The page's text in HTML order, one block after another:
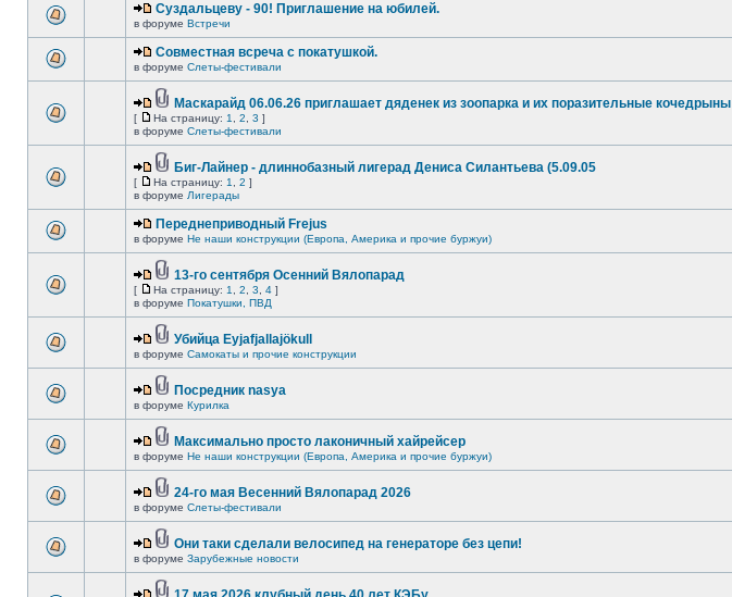
Суздальцеву - 90! Приглашение на юбилей.
в форуме Встречи
Совместная всреча с покатушкой.
в форуме Слеты-фестивали
Маскарайд 06.06.26 приглашает дяденек из зоопарка и их поразительные кочедрыны
[ На страницу: 1 2 3 ]
в форуме Слеты-фестивали
Биг-Лайнер - длиннобазный лигерад Дениса Силантьева (5.09.05
[ На страницу: 1 2 ]
в форуме Лигерады
Переднеприводный Frejus
в форуме Не наши конструкции (Европа, Америка и прочие буржуи)
13-го сентября Осенний Вялопарад
[ На страницу: 1 2 3 4 ]
в форуме Покатушки, ПВД
Убийца Eyjafjallajökull
в форуме Самокаты и прочие конструкции
Посредник nasya
в форуме Курилка
Максимально просто лаконичный хайрейсер
в форуме Не наши конструкции (Европа, Америка и прочие буржуи)
24-го мая Весенний Вялопарад 2026
в форуме Слеты-фестивали
Они таки сделали велосипед на генераторе без цепи!
в форуме Зарубежные новости